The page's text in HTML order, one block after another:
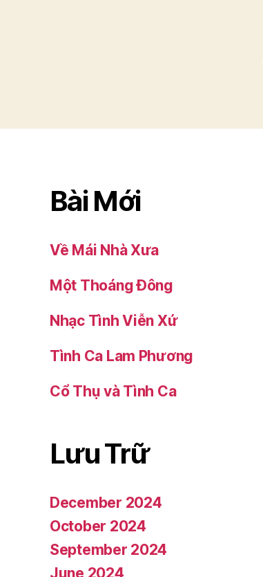
Bài Mới
Về Mái Nhà Xưa
Một Thoáng Đông
Nhạc Tình Viễn Xứ
Tình Ca Lam Phương
Cổ Thụ và Tình Ca
Lưu Trữ
December 2024
October 2024
September 2024
June 2024